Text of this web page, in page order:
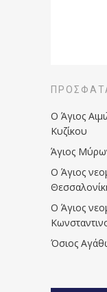
Ο Άγιος
Κυζίκου
Άγιος
Ο Άγιος
Ο Άγιος
Όσιος